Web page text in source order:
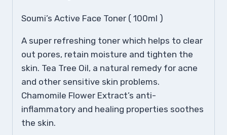
Soumi’s Active Face Toner ( 100ml )
A super refreshing toner which helps to clear
out pores, retain moisture and tighten the
skin. Tea Tree Oil, a natural remedy for acne
and other sensitive skin problems.
Chamomile Flower Extract’s anti-
inflammatory and healing properties soothes
the skin.